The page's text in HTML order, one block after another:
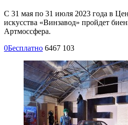
С 31 мая по 31 июля 2023 года в
искусства «Винзавод» пройдет
Артмоссфера.
0Бесплатно 6467 103